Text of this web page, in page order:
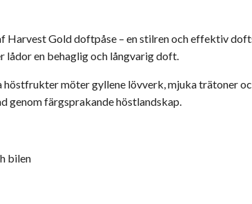
Harvest Gold doftpåse – en stilren och effektiv
en behaglig och långvarig doft.
möter gyllene lövverk, mjuka trätoner
genom färgsprakande höstlandskap.
bilen